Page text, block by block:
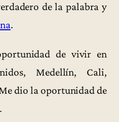
de la palabra y
.
de vivir en
Medellín, Cali,
dio la oportunidad de